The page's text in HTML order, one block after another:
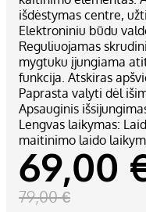
išdėstymas centre,
Elektroniniu būdu
Reguliuojamas
mygtuku įjungiama
funkcija. Atskiras
Paprasta valyti dėl
Apsauginis
Lengvas laikymas:
maitinimo laido
69,00
79,00 €